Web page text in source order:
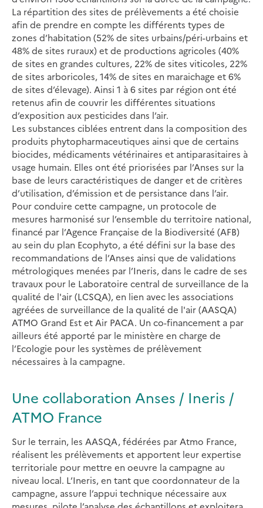
La répartition des sites de prélèvements a été choisie
afin de prendre en compte les différents types de
zones d’habitation (52% de sites urbains/péri-urbains et
48% de sites ruraux) et de productions agricoles (40%
de sites en grandes cultures, 22% de sites viticoles, 22%
de sites arboricoles, 14% de sites en maraichage et 6%
de sites d’élevage). Ainsi 1 à 6 sites par région ont été
retenus afin de couvrir les différentes situations
d’exposition aux pesticides dans l’air.
Les substances ciblées entrent dans la composition des
produits phytopharmaceutiques ainsi que de certains
biocides, médicaments vétérinaires et antiparasitaires à
usage humain. Elles ont été priorisées par l’Anses sur la
base de leurs caractéristiques de danger et de critères
d’utilisation, d’émission et de persistance dans l’air.
Pour conduire cette campagne, un protocole de
mesures harmonisé sur l’ensemble du territoire national,
financé par l’Agence Française de la Biodiversité (AFB)
au sein du plan Ecophyto, a été défini sur la base des
recommandations de l’Anses ainsi que de validations
métrologiques menées par l’Ineris, dans le cadre de ses
travaux pour le Laboratoire central de surveillance de la
qualité de l'air (LCSQA), en lien avec les associations
agréées de surveillance de la qualité de l'air (AASQA)
ATMO Grand Est et Air PACA. Un co-financement a par
ailleurs été apporté par le ministère en charge de
l’Ecologie pour les systèmes de prélèvement
nécessaires à la campagne.
Une collaboration Anses / Ineris /
ATMO France
Sur le terrain, les AASQA, fédérées par Atmo France,
réalisent les prélèvements et apportent leur expertise
territoriale pour mettre en oeuvre la campagne au
niveau local. L’Ineris, en tant que coordonnateur de la
campagne, assure l’appui technique nécessaire aux